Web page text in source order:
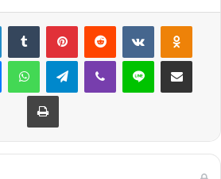
LinkedInTumblr PinterestReddit VKontakte
MessengerWhatsAppTelegramViber Line E-Posta ile
Yazdır